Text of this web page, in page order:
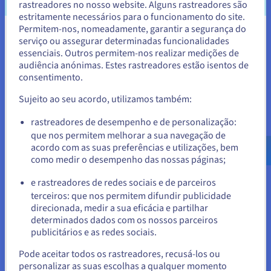
motor Spark. Embora ligeiramente menos rápido que outras
ferramentas especializadas, o Spark Streaming é popular
graças à sua integração com o ecossistema Spark, que
oferece funcionalidades avançadas de tratamento de dados
em memória.
Exemplos de aplicação do data
streaming
data streamingtem aplicações em numerosos sectores,
rapidamente ou em que são necessárias reações imediatas.
1. Análise das transações financeiras
No sector bancário, o data streaming é utilizado para detetar
as fraudes em tempo real. As transações com cartões de
crédito e sistemas de pagamentos são sujeitas a uma
supervisão contínua. Quando são detetadas atividades
Parece que está localizado em
Estados Unidos.
Para encomendar a partir de Estados Unidos, terá de consultar e
Aceder ao website do Estados Unidos
us.ovhcloud.com/learn Inglês USD - $
ou
Ficar no website atual
Selecionar outro website
rastreadores no nosso website. Alguns rastreadores são
estritamente necessários para o funcionamento do site.
Permitem-nos, nomeadamente, garantir a segurança do
serviço ou assegurar determinadas funcionalidades
essenciais. Outros permitem-nos realizar medições de
audiência anónimas. Estes rastreadores estão isentos de
consentimento.
Sujeito ao seu acordo, utilizamos também:
rastreadores de desempenho e de personalização:
que nos permitem melhorar a sua navegação de
acordo com as suas preferências e utilizações, bem
como medir o desempenho das nossas páginas;
e rastreadores de redes sociais e de parceiros
terceiros: que nos permitem difundir publicidade
direcionada, medir a sua eficácia e partilhar
determinados dados com os nossos parceiros
publicitários e as redes sociais.
Pode aceitar todos os rastreadores, recusá-los ou
personalizar as suas escolhas a qualquer momento